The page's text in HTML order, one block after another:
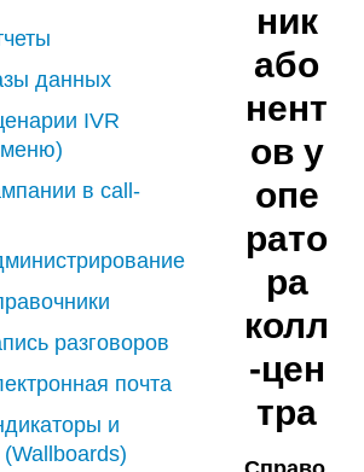
данных
IVR
меню)
в call-
разговоров
почта
и
ник
або
нент
ов у
опе
рато
ра
колл
-цен
тра